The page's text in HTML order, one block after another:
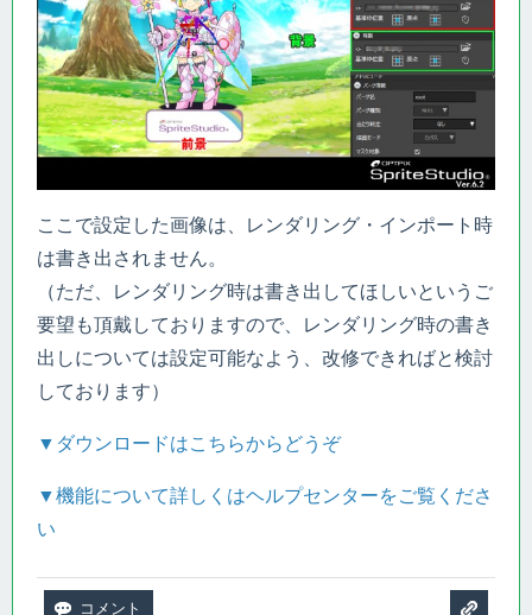
ここで設定した画像は、レンダリング・インポート時
は書き出されません。
（ただ、レンダリング時は書き出してほしいというご
要望も頂戴しておりますので、レンダリング時の書き
出しについては設定可能なよう、改修できればと検討
しております）
▼ダウンロードはこちらからどうぞ
▼機能について詳しくはヘルプセンターをご覧くださ
い